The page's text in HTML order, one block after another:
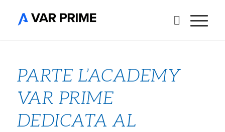
PARTE L’ACADEMY
VAR PRIME
DEDICATA AL